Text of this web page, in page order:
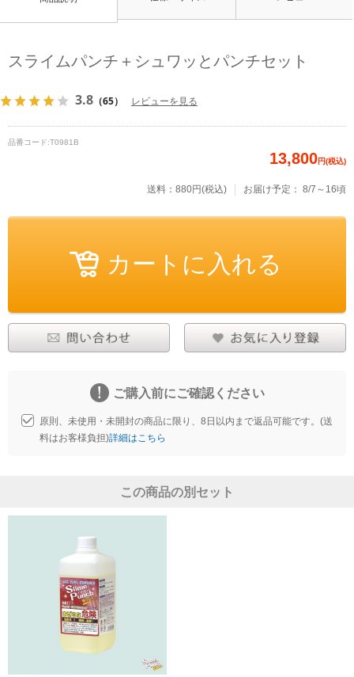
スライムパンチ＋シュワッとパンチセット
3.8 （65） レビューを見る
品番コード:T0981B
13,800円(税込)
送料：880円(税込) お届け予定： 8/7～16頃
ご購入前にご確認ください
原則、未使用・未開封の商品に限り、8日以内まで返品可能です。(送
料はお客様負担)詳細はこちら
この商品の別セット